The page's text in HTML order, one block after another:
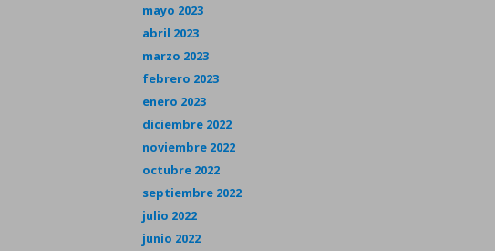
mayo 2023
abril 2023
marzo 2023
febrero 2023
enero 2023
diciembre 2022
noviembre 2022
octubre 2022
septiembre 2022
julio 2022
junio 2022